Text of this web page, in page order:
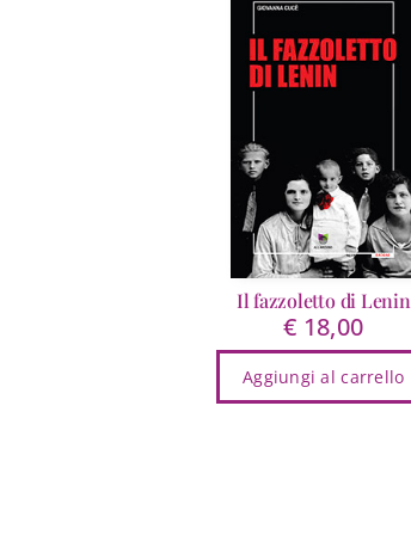
varianti.
Le
opzioni
scelte
nella
pagina
del
prodotto
Il fazzoletto di Lenin
€ 18,00
Aggiungi al carrello